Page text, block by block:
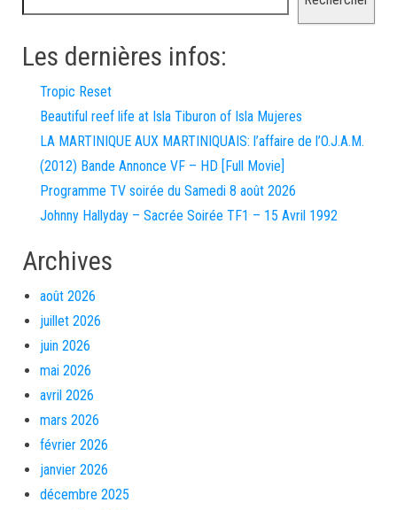
Les dernières infos:
Tropic Reset
Beautiful reef life at Isla Tiburon of Isla Mujeres
LA MARTINIQUE AUX MARTINIQUAIS: l’affaire de l’O.J.A.M.
(2012) Bande Annonce VF – HD [Full Movie]
Programme TV soirée du Samedi 8 août 2026
Johnny Hallyday – Sacrée Soirée TF1 – 15 Avril 1992
Archives
août 2026
juillet 2026
juin 2026
mai 2026
avril 2026
mars 2026
février 2026
janvier 2026
décembre 2025